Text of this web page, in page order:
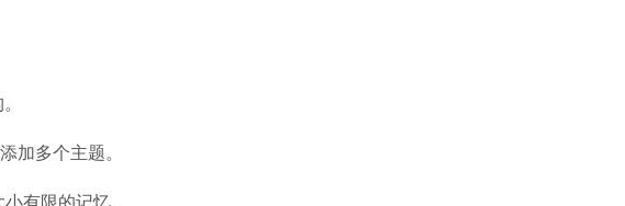
多个主题。
有限的记忆。